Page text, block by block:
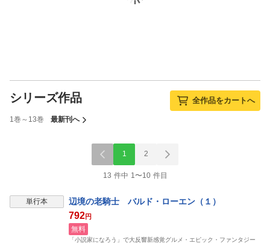
シリーズ作品 全作品をカートへ
1巻～13巻 最新刊へ
1 2
13 件中 1〜10 件目
単行本 辺境の老騎士 バルド・ローエン（１）
792円
無料
「小説家になろう」で大反響新感覚グルメ・エピック・ファンタジー